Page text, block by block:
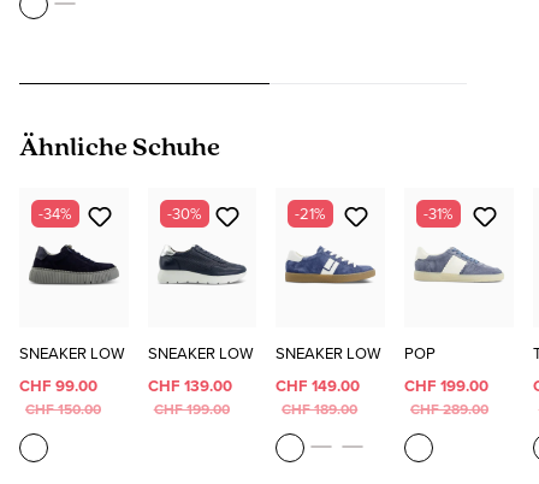
Produktgalerie überspringen
Ähnliche Schuhe
-34%
SNEAKER LOW
CHF 99.00
CHF 150.00
-30%
SNEAKER LOW
CHF 139.00
CHF 199.00
-21%
SNEAKER LOW
CHF 149.00
CHF 189.00
-31%
POP
CHF 199.00
CHF 289.00